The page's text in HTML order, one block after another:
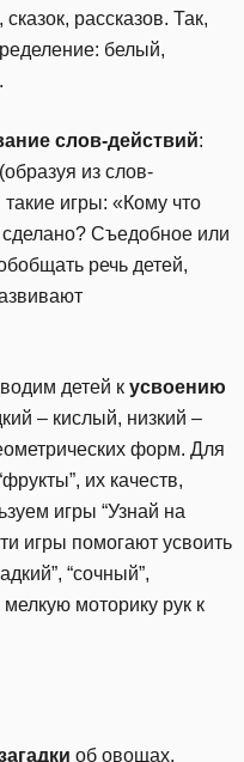
рассказов. Так,
белый,
слов-действий:
из слов-
игры: «Кому что
Съедобное или
речь детей,
детей к усвоению
– кислый, низкий –
форм. Для
их качеств,
игры “Узнай на
игры помогают усвоить
“сочный”,
мелкую моторику рук к
об овощах,